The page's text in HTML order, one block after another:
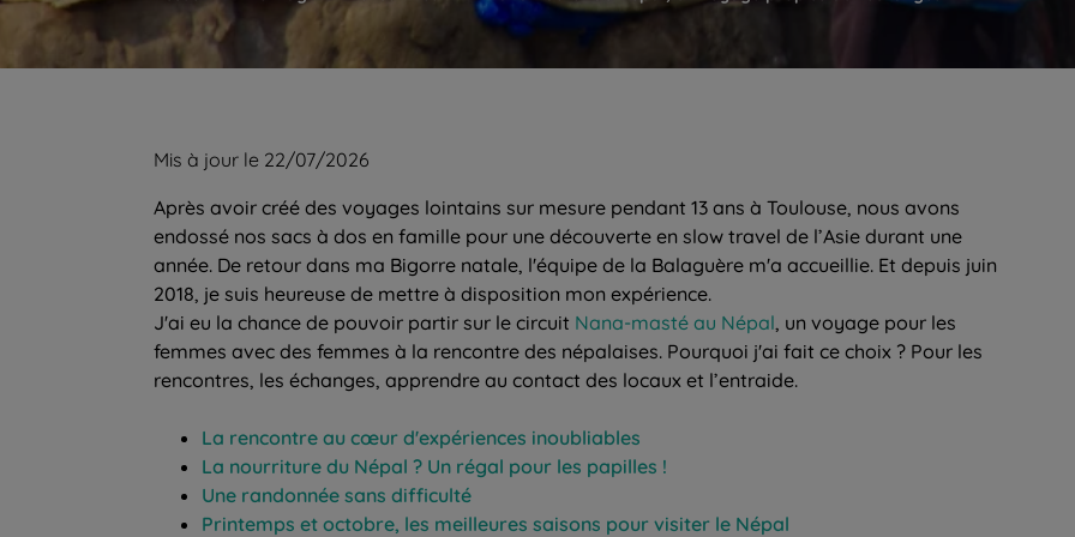
Mis à jour le 22/07/2026
Après avoir créé des voyages lointains sur mesure pendant 13 ans à Toulouse, nous avons
endossé nos sacs à dos en famille pour une découverte en slow travel de l’Asie durant une
année. De retour dans ma Bigorre natale, l'équipe de la Balaguère m'a accueillie. Et depuis juin
2018, je suis heureuse de mettre à disposition mon expérience.
J'ai eu la chance de pouvoir partir sur le circuit Nana-masté au Népal, un voyage pour les
femmes avec des femmes à la rencontre des népalaises. Pourquoi j'ai fait ce choix ? Pour les
rencontres, les échanges, apprendre au contact des locaux et l’entraide.
La rencontre au cœur d'expériences inoubliables
La nourriture du Népal ? Un régal pour les papilles !
Une randonnée sans difficulté
Printemps et octobre, les meilleures saisons pour visiter le Népal